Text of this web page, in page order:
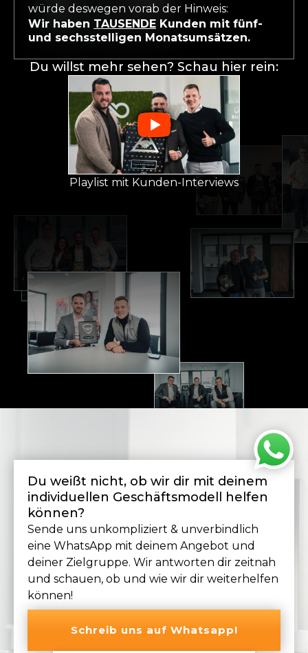
würde deswegen vorab der Hinweis:
Wir haben TAUSENDE Kunden mit fünf-
und sechsstelligen Monatsumsätzen.
Du willst mehr sehen? Schau hier rein:
Playlist mit Kunden-Interviews
Du weißt nicht, ob wir dir mit deinem
individuellen Geschäftsmodell helfen
können?
Sende uns unkompliziert & unverbindlich
eine WhatsApp mit deinem Angebot und
deiner Zielgruppe. Wir antworten dir zeitnah
und schauen, ob und wie wir dir weiterhelfen
können!
Schreib uns auf Whatsapp!